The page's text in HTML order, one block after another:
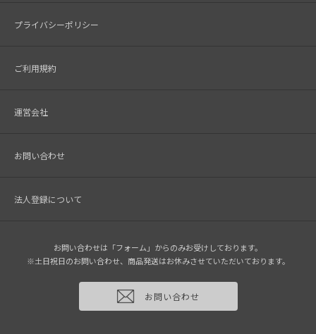
プライバシーポリシー
ご利用規約
運営会社
お問い合わせ
法人登録について
お問い合わせは「フォーム」からのみお受けしております。
※土日祝日のお問い合わせ、商品発送はお休みさせていただいております。
お問い合わせ